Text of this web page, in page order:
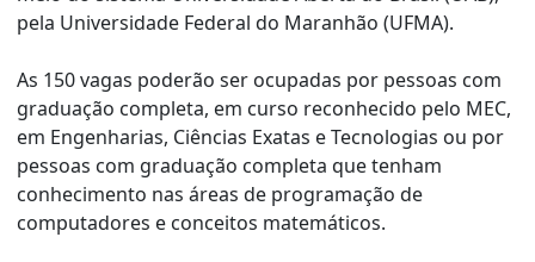
pela Universidade Federal do Maranhão (UFMA).
As 150 vagas poderão ser ocupadas por pessoas com
graduação completa, em curso reconhecido pelo MEC,
em Engenharias, Ciências Exatas e Tecnologias ou por
pessoas com graduação completa que tenham
conhecimento nas áreas de programação de
computadores e conceitos matemáticos.